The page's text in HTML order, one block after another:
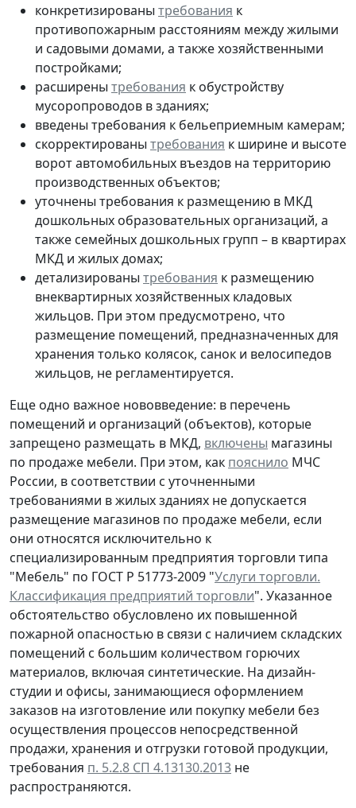
конкретизированы требования к
противопожарным расстояниям между жилыми
и садовыми домами, а также хозяйственными
постройками;
расширены требования к обустройству
мусоропроводов в зданиях;
введены требования к бельеприемным камерам;
скорректированы требования к ширине и высоте
ворот автомобильных въездов на территорию
производственных объектов;
уточнены требования к размещению в МКД
дошкольных образовательных организаций, а
также семейных дошкольных групп – в квартирах
МКД и жилых домах;
детализированы требования к размещению
внеквартирных хозяйственных кладовых
жильцов. При этом предусмотрено, что
размещение помещений, предназначенных для
хранения только колясок, санок и велосипедов
жильцов, не регламентируется.
Еще одно важное нововведение: в перечень
помещений и организаций (объектов), которые
запрещено размещать в МКД, включены магазины
по продаже мебели. При этом, как пояснило МЧС
России, в соответствии с уточненными
требованиями в жилых зданиях не допускается
размещение магазинов по продаже мебели, если
они относятся исключительно к
специализированным предприятия торговли типа
"Мебель" по ГОСТ Р 51773-2009 "Услуги торговли.
Классификация предприятий торговли". Указанное
обстоятельство обусловлено их повышенной
пожарной опасностью в связи с наличием складских
помещений с большим количеством горючих
материалов, включая синтетические. На дизайн-
студии и офисы, занимающиеся оформлением
заказов на изготовление или покупку мебели без
осуществления процессов непосредственной
продажи, хранения и отгрузки готовой продукции,
требования п. 5.2.8 СП 4.13130.2013 не
распространяются.